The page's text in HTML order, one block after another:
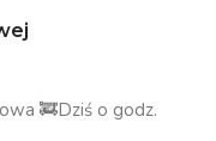
🚒Dziś o godz.